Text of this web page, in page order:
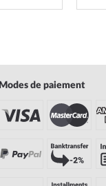
Modes de paiement